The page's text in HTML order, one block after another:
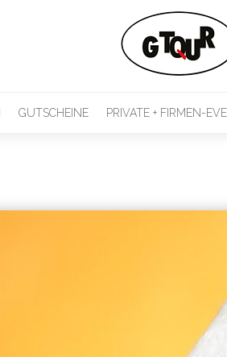
GUTSCHEINE PRIVATE + FIRMEN-